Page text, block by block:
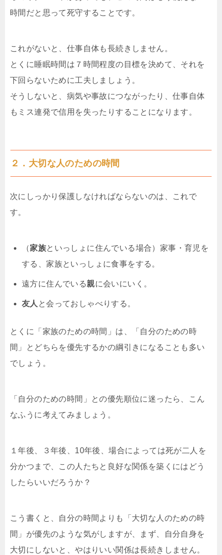
時間だと思って死守することです。
これがないと、仕事自体も長続きしません。
とくに睡眠時間は７時間程度の目標を決めて、それを
下回らないために工夫しましょう。
そうしないと、病気や事故につながったり、仕事自体
もミス連発で信用を失ったりすることになります。
２．大切な人のための時間
次にしっかり保護しなければならないのは、これで
す。
（家族といっしょに住んでいる場合）家事・育児を
する、家族といっしょに食事をする。
遠方に住んでいる親に会いにいく。
友人 と会っておしゃべりする。
とくに「家族のための時間」は、「自分のための時
間」とどちらを優先するかの綱引きになることも多い
でしょう。
「自分のための時間」との優先順位に迷ったら、こん
なふうに考えてみましょう。
１年後、３年後、10年後、場合によっては死が二人を
分かつまで、この人たちと良好な関係を築くにはどう
したらいいだろうか？
こう書くと、自分の時間よりも「大切な人のための時
間」が優先のような気がしますが、まず、自分自身を
大切にしないと、やはりいい関係は長続きしません。